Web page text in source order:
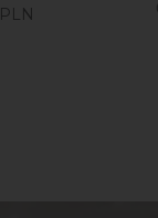
PLN